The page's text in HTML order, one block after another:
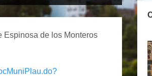
Espinosa de los Monteros